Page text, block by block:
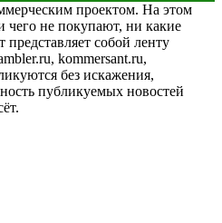
проектом. На этом
чего не покупают, ни какие
собой ленту
kommersant.ru,
без искажения,
публикуемых новостей